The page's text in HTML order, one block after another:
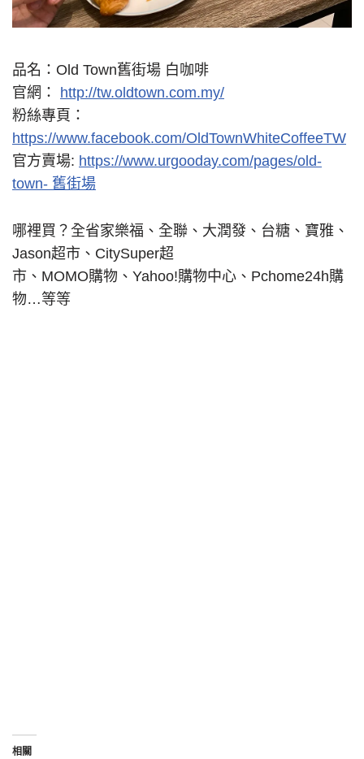
品名：Old Town舊街場 白咖啡
官網： http://tw.oldtown.com.my/
粉絲專頁：
https://www.facebook.com/OldTownWhiteCoffeeTW
官方賣場: https://www.urgooday.com/pages/old-
town- 舊街場
哪裡買？全省家樂福、全聯、大潤發、台糖、寶雅、
Jason超市、CitySuper超
市、MOMO購物、Yahoo!購物中心、Pchome24h購
物…等等
相關